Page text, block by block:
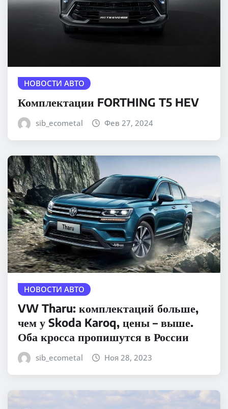
НОВОСТИ АВТО
Комплектации FORTHING T5 HEV
sib_ecometal Фев 27, 2024
НОВОСТИ АВТО
VW Tharu: комплектаций больше,
чем у Skoda Karoq, цены – выше.
Оба кросса пропишутся в России
sib_ecometal Ноя 28, 2023